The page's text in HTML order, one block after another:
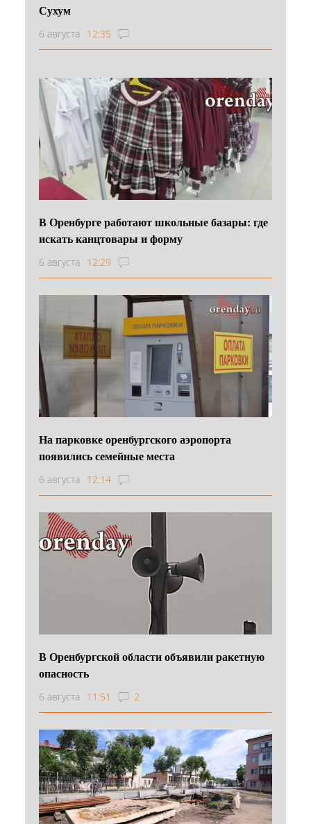
Сухум
6 августа 12:35
В Оренбурге работают школьные базары: где
искать канцтовары и форму
6 августа 12:29
На парковке оренбургского аэропорта
появились семейные места
6 августа 12:14
В Оренбургской области объявили ракетную
опасность
6 августа 11:51 2